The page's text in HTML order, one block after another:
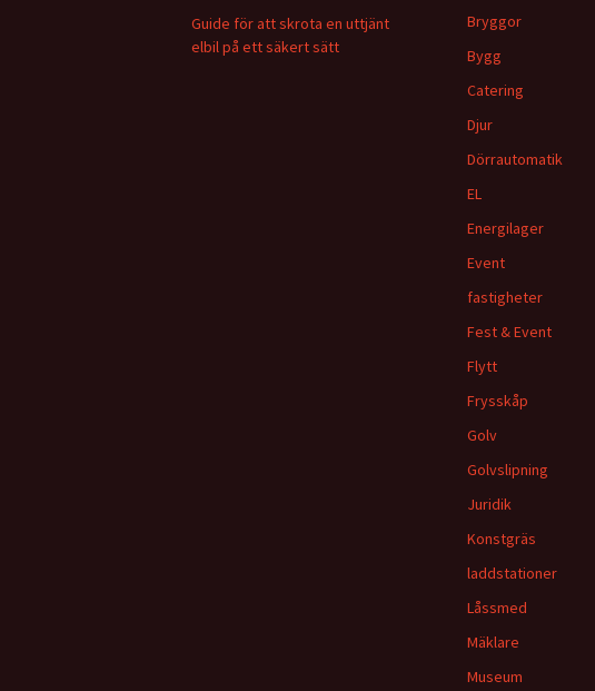
Guide för att skrota en uttjänt
elbil på ett säkert sätt
Bryggor
Bygg
Catering
Djur
Dörrautomatik
EL
Energilager
Event
fastigheter
Fest & Event
Flytt
Frysskåp
Golv
Golvslipning
Juridik
Konstgräs
laddstationer
Låssmed
Mäklare
Museum